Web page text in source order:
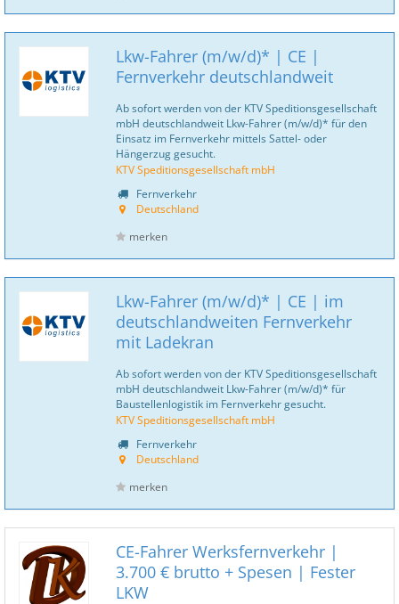
Lkw-Fahrer (m/w/d)* | CE |
Fernverkehr deutschlandweit
Ab sofort werden von der KTV Speditionsgesellschaft
mbH deutschlandweit Lkw-Fahrer (m/w/d)* für den
Einsatz im Fernverkehr mittels Sattel- oder
Hängerzug gesucht.
KTV Speditionsgesellschaft mbH
Fernverkehr
Deutschland
merken
Lkw-Fahrer (m/w/d)* | CE | im
deutschlandweiten Fernverkehr
mit Ladekran
Ab sofort werden von der KTV Speditionsgesellschaft
mbH deutschlandweit Lkw-Fahrer (m/w/d)* für
Baustellenlogistik im Fernverkehr gesucht.
KTV Speditionsgesellschaft mbH
Fernverkehr
Deutschland
merken
CE-Fahrer Werksfernverkehr |
3.700 € brutto + Spesen | Fester
LKW